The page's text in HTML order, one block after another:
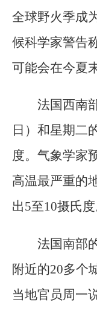
全球野火季成
候科学家警告
可能会在今夏
法国西南
日）和星期二
度。气象学家
高温最严重的
出5至10摄氏度
法国南部
附近的20多个
当地官员周一